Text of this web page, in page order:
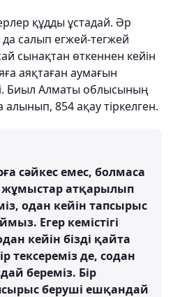
құдды ұстадай. Әр
салып егжей-тегжей
сынақтан өткеннен кейін
аяқтаған аумағын
Биыл Алматы облысының
854 ақау тіркелген.
сәйкес емес, болмаса
жұмыстар атқарылып
одан кейін тапсырыс
Егер кемістігі
кейін бізді қайта
тексереміз де, содан
береміз. Бір
беруші ешқандай